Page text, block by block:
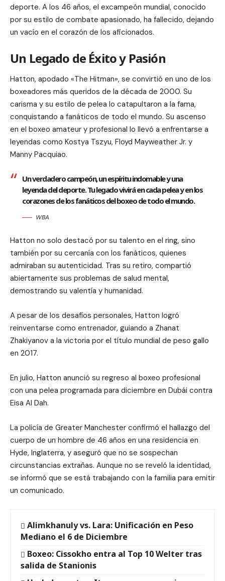
deporte. A los 46 años, el excampeón mundial, conocido
por su estilo de combate apasionado, ha fallecido, dejando
un vacío en el corazón de los aficionados.
Un Legado de Éxito y Pasión
Hatton, apodado «The Hitman», se convirtió en uno de los
boxeadores más queridos de la década de 2000. Su
carisma y su estilo de pelea lo catapultaron a la fama,
conquistando a fanáticos de todo el mundo. Su ascenso
en el boxeo amateur y profesional lo llevó a enfrentarse a
leyendas como Kostya Tszyu, Floyd Mayweather Jr. y
Manny Pacquiao.
Un verdadero campeón, un espíritu indomable y una
leyenda del deporte. Tu legado vivirá en cada pelea y en los
corazones de los fanáticos del boxeo de todo el mundo.
WBA
Hatton no solo destacó por su talento en el ring, sino
también por su cercanía con los fanáticos, quienes
admiraban su autenticidad. Tras su retiro, compartió
abiertamente sus problemas de salud mental,
demostrando su valentía y humanidad.
A pesar de los desafíos personales, Hatton logró
reinventarse como entrenador, guiando a Zhanat
Zhakiyanov a la victoria por el título mundial de peso gallo
en 2017.
En julio, Hatton anunció su regreso al boxeo profesional
con una pelea programada para diciembre en Dubái contra
Eisa Al Dah.
La policía de Greater Manchester confirmó el hallazgo del
cuerpo de un hombre de 46 años en una residencia en
Hyde, Inglaterra, y aseguró que no se sospechan
circunstancias extrañas. Aunque no se reveló la identidad,
se informó que se está trabajando con la familia para emitir
un comunicado.
Alimkhanuly vs. Lara: Unificación en Peso
Mediano el 6 de Diciembre
Boxeo: Cissokho entra al Top 10 Welter tras
salida de Stanionis